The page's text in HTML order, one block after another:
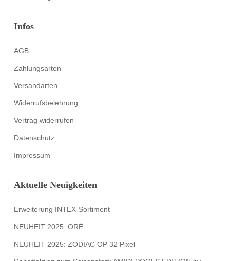
Infos
AGB
Zahlungsarten
Versandarten
Widerrufsbelehrung
Vertrag widerrufen
Datenschutz
Impressum
Aktuelle Neuigkeiten
Erweiterung INTEX-Sortiment
NEUHEIT 2025: ORÉ
NEUHEIT 2025: ZODIAC OP 32 Pixel